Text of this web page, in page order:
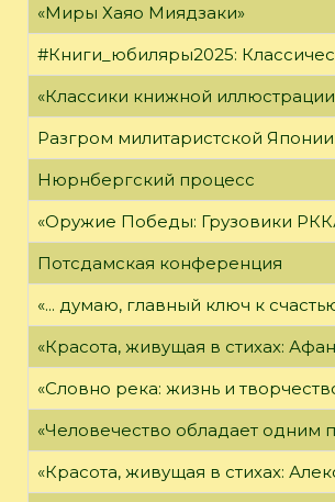
«Миры Хаяо Миядзаки»
#Книги_юбиляры2025:
«Классики книжной
Разгром милитаристской Японии
Нюрнбергский процесс
«Оружие Победы: Грузовики
Потсдамская конференция
«... думаю, главный ключ к
«Красота, живущая в стихах:
«Словно река: жизнь и
«Человечество обладает
«Красота, живущая в стихах: